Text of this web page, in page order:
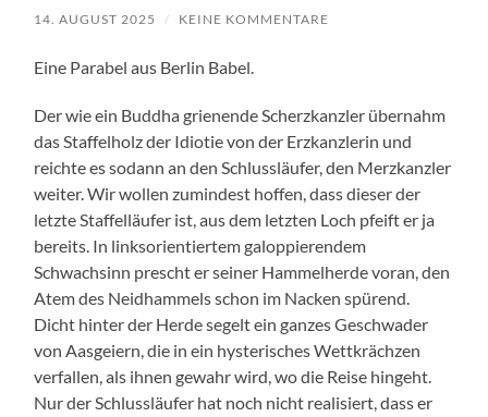
14. AUGUST 2025 / KEINE KOMMENTARE
Eine Parabel aus Berlin Babel.
Der wie ein Buddha grienende Scherzkanzler übernahm
das Staffelholz der Idiotie von der Erzkanzlerin und
reichte es sodann an den Schlussläufer, den Merzkanzler
weiter. Wir wollen zumindest hoffen, dass dieser der
letzte Staffelläufer ist, aus dem letzten Loch pfeift er ja
bereits. In linksorientiertem galoppierendem
Schwachsinn prescht er seiner Hammelherde voran, den
Atem des Neidhammels schon im Nacken spürend.
Dicht hinter der Herde segelt ein ganzes Geschwader
von Aasgeiern, die in ein hysterisches Wettkrächzen
verfallen, als ihnen gewahr wird, wo die Reise hingeht.
Nur der Schlussläufer hat noch nicht realisiert, dass er